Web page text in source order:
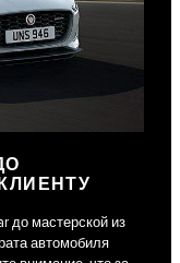
до мастерской из
автомобиля